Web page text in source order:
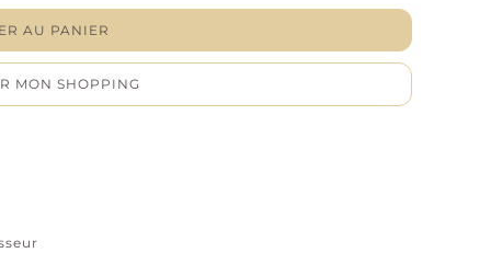
"Gemlure"
-
Amazonite
AU PANIER
MON SHOPPING